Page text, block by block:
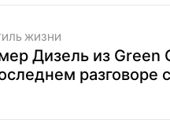
ЖИЗНИ
Дизель из Green
разговоре